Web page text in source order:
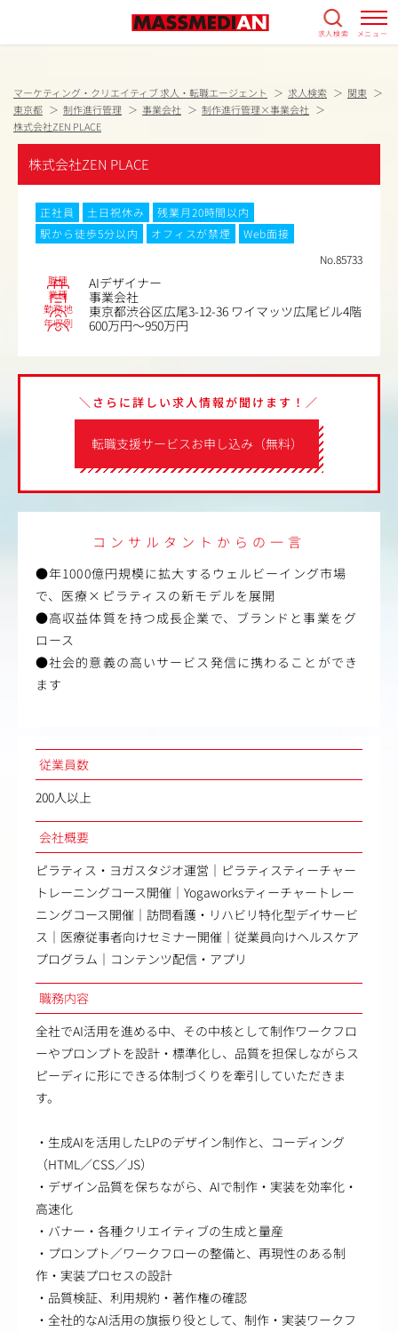
求人検索 メニュー
マーケティング・クリエイティブ 求人・転職エージェント 求人検索
関東
東京都
制作進行管理 事業会社
制作進行管理×事業会社
株式会社ZEN PLACE
株式会社ZEN PLACE
正社員 土日祝休み
残業月20時間以内
駅から徒歩5分以内
オフィスが禁煙
Web面接
No.85733
職種 AIデザイナー
業種 事業会社
勤務地 東京都渋谷区広尾3-12-36 ワイマッツ広尾ビル4階
年収例 600万円～950万円
転職支援サービスお申し込み（無料）
＼さらに詳しい求人情報が聞けます！／
コンサルタントからの一言
●年1000億円規模に拡大するウェルビーイング市場
で、医療×ピラティスの新モデルを展開
●高収益体質を持つ成長企業で、ブランドと事業をグ
ロース
●社会的意義の高いサービス発信に携わることができ
ます
従業員数
200人以上
会社概要
ピラティス・ヨガスタジオ運営｜ピラティスティーチャー
トレーニングコース開催｜Yogaworksティーチャートレー
ニングコース開催｜訪問看護・リハビリ特化型デイサービ
ス｜医療従事者向けセミナー開催｜従業員向けヘルスケア
プログラム｜コンテンツ配信・アプリ
職務内容
全社でAI活用を進める中、その中核として制作ワークフロ
ーやプロンプトを設計・標準化し、品質を担保しながらス
ピーディに形にできる体制づくりを牽引していただきま
す。
・生成AIを活用したLPのデザイン制作と、コーディング
（HTML／CSS／JS）
・デザイン品質を保ちながら、AIで制作・実装を効率化・
高速化
・バナー・各種クリエイティブの生成と量産
・プロンプト／ワークフローの整備と、再現性のある制
作・実装プロセスの設計
・品質検証、利用規約・著作権の確認
・全社的なAI活用の旗振り役として、制作・実装ワークフ